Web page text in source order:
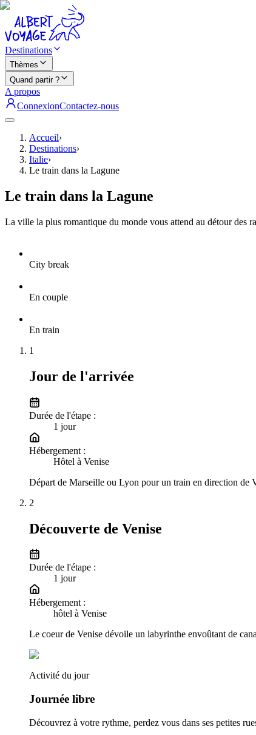
Destinations
Thèmes
Quand partir ?
A propos
ConnexionContactez-nous
Accueil›
Destinations›
Italie›
Le train dans la Lagune
Le train dans la Lagune
La ville la plus romantique du monde vous attend au détour des
City break
En couple
En train
1
Jour de l'arrivée
Durée de l'étape :
1 jour
Hébergement :
Hôtel à Venise
Départ de Marseille ou Lyon pour un train en direction de
2
Découverte de Venise
Durée de l'étape :
1 jour
Hébergement :
hôtel à Venise
Le coeur de Venise dévoile un labyrinthe envoûtant de
Activité du jour
Journée libre
Découvrez à votre rythme, perdez vous dans ses petites